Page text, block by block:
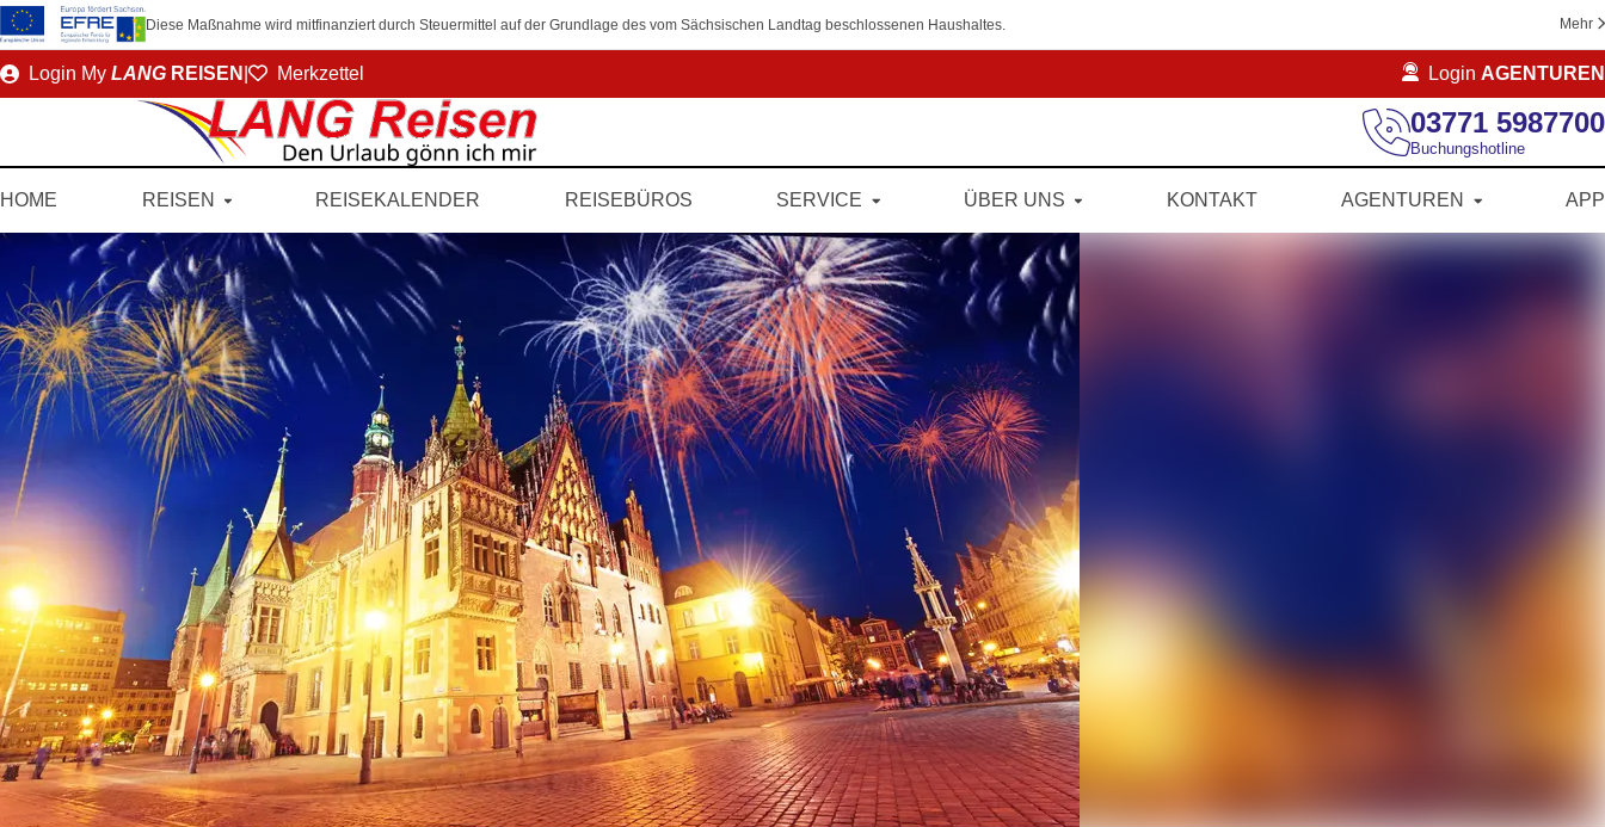
Diese Maßnahme wird mitfinanziert durch Steuermittel auf der Grundlage des vom Sächsischen Landtag beschlossenen Haushaltes. Mehr
DirektLogin My LANG REISEN Merkzettel Login AGENTUREN
03771 5987700
Buchungshotline
HOME REISEN REISEKALENDER REISEBÜROS SERVICE ÜBER UNS KONTAKT AGENTUREN APP